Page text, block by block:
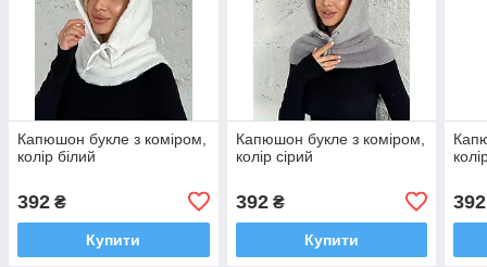
Капюшон букле з коміром,
колір білий
392 ₴
Купити
Капюшон букле з коміром,
колір сірий
392₴
Купити
392